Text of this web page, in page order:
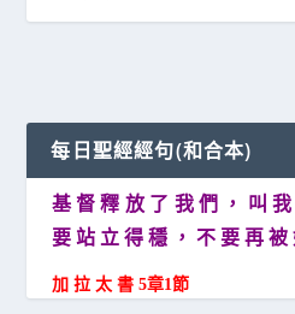
每日聖經經句(和合本)
基 督 釋 放 了 我 們 ， 叫
要 站 立 得 穩 ， 不 要 再 被
加 拉 太 書 5章1節